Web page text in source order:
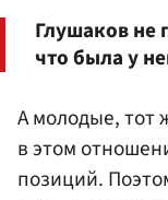
Глушаков не
что была у
А молодые, тот
в этом
позиций.